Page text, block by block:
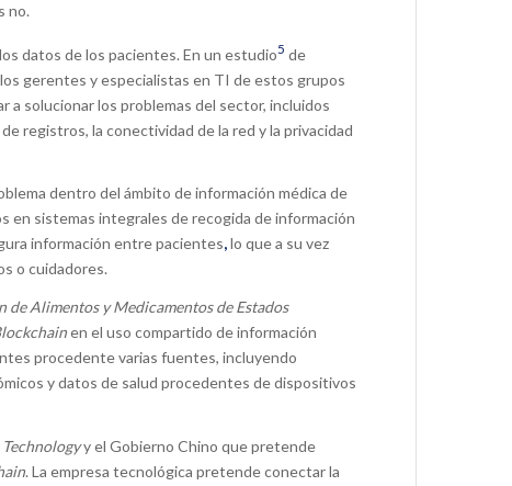
no.
datos de los pacientes. En un estudio5 de
gerentes y especialistas en TI de estos grupos
a solucionar los problemas del sector, incluidos
registros, la conectividad de la red y la privacidad
dentro del ámbito de información médica de
en sistemas integrales de recogida de información
información entre pacientes,lo que a su vez
o cuidadores.
de Alimentos y Medicamentos de Estados
en el uso compartido de información
procedente varias fuentes, incluyendo
y datos de salud procedentes de dispositivos
y el Gobierno Chino que pretende
. La empresa tecnológica pretende conectar la